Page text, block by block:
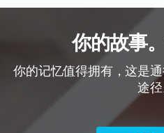
你的故事
你的记忆值得拥有，这是
途径